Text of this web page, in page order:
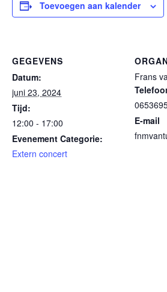
Toevoegen aan kalender
GEGEVENS
Datum:
juni 23, 2024
Tijd:
12:00 - 17:00
Evenement Categorie:
Extern concert
Frans
E-mail